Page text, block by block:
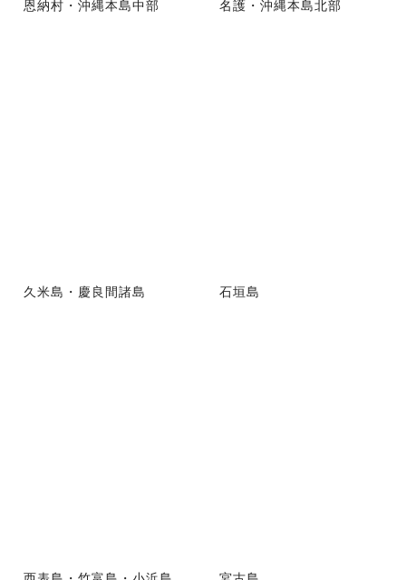
恩納村・沖縄本島中部 名護・沖縄本島北部
久米島・慶良間諸島 石垣島